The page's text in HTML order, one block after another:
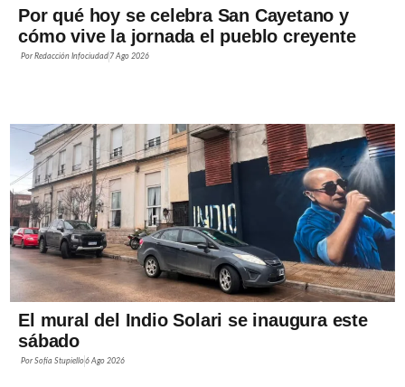
Por qué hoy se celebra San Cayetano y
cómo vive la jornada el pueblo creyente
PorRedacción Infociudad 7 Ago 2026
El mural del Indio Solari se inaugura este
sábado
PorSofía Stupiello6 Ago 2026